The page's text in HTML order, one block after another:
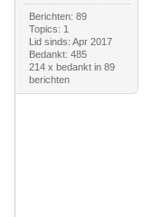
Berichten: 89
Topics: 1
Lid sinds: Apr 2017
Bedankt: 485
214 x bedankt in 89
berichten